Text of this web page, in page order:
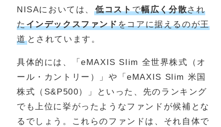
NISAにおいては、低コストで幅広く分散され
たインデックスファンドをコアに据えるのが王
道とされています。
具体的には、「eMAXIS Slim 全世界株式（オ
ール・カントリー）」や「eMAXIS Slim 米国
株式（S&P500）」といった、先のランキング
でも上位に挙がったようなファンドが候補とな
るでしょう。これらのファンドは、それ自体で